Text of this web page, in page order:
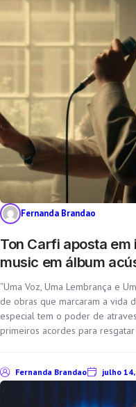
Fernanda Brandao
Ton Carfi aposta
music em álbum
“Uma Voz, Uma Lembrança e
de obras que marcaram a vida
especial tem o poder de
primeiros acordes para
Fernanda Brandao julho
Yes, I will